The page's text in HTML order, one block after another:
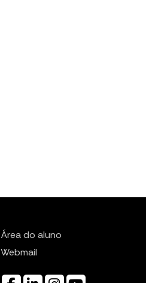
Área do aluno
Webmail